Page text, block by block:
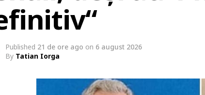
Published 21 de ore ago on 6 august 2026
By Tatian Iorga